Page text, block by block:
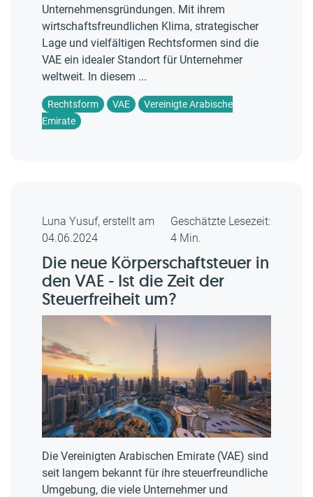
Unternehmensgründungen. Mit ihrem
wirtschaftsfreundlichen Klima, strategischer
Lage und vielfältigen Rechtsformen sind die
VAE ein idealer Standort für Unternehmer
weltweit. In diesem ...
Rechtsform VAE
Vereinigte Arabische
Emirate
Luna Yusuf, erstellt am
04.06.2024
Geschätzte Lesezeit:
4 Min.
Die neue Körperschaftsteuer in
den VAE - Ist die Zeit der
Steuerfreiheit um?
Die Vereinigten Arabischen Emirate (VAE) sind
seit langem bekannt für ihre steuerfreundliche
Umgebung, die viele Unternehmer und